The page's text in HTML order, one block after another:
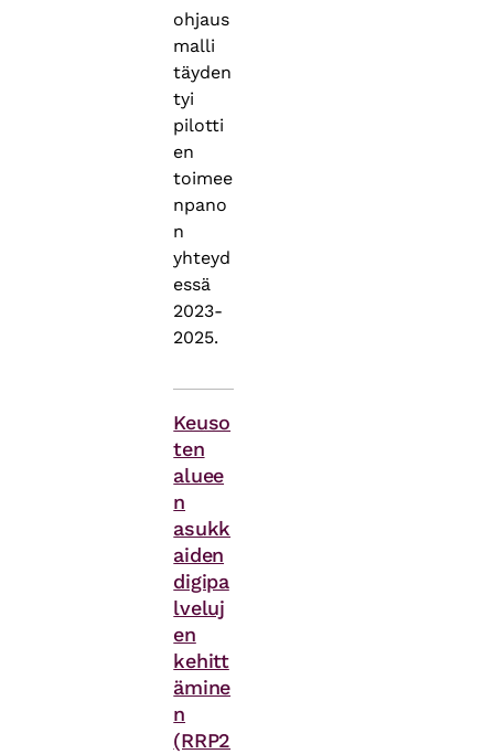
ohjaus
malli
täyden
tyi
pilotti
en
toimee
npano
n
yhteyd
essä
2023-
2025.
Keuso
ten
aluee
n
asukk
aiden
digipa
lveluj
en
kehitt
ämine
n
(RRP2